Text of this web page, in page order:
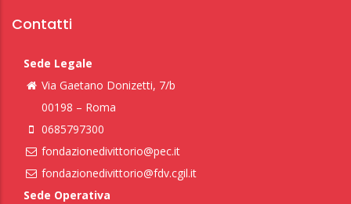
Contatti
Sede Legale
Via Gaetano Donizetti, 7/b
00198 – Roma
0685797300
fondazionedivittorio@pec.it
fondazionedivittorio@fdv.cgil.it
Sede Operativa